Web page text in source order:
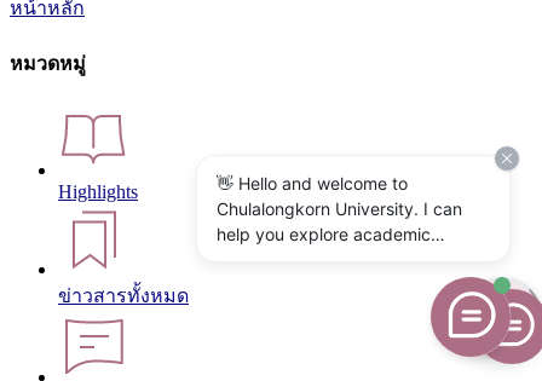
หน้าหลัก
หมวดหมู่
Highlights
ข่าวสารทั้งหมด
👋 Hello and welcome to
Chulalongkorn University. I can
help you explore academic